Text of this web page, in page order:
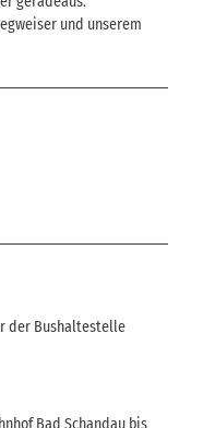
und unserem
der Bushaltestelle